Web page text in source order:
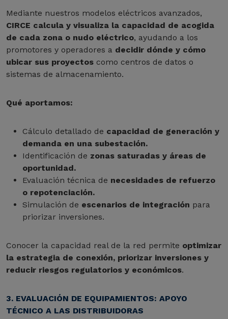
Mediante nuestros modelos eléctricos avanzados,
CIRCE calcula y visualiza la capacidad de acogida
de cada zona o nudo eléctrico, ayudando a los
promotores y operadores a decidir dónde y cómo
ubicar sus proyectos como centros de datos o
sistemas de almacenamiento.
Qué aportamos:
Cálculo detallado de capacidad de generación y
demanda en una subestación.
Identificación de zonas saturadas y áreas de
oportunidad.
Evaluación técnica de necesidades de refuerzo
o repotenciación.
Simulación de escenarios de integración para
priorizar inversiones.
Conocer la capacidad real de la red permite optimizar
la estrategia de conexión, priorizar inversiones y
reducir riesgos regulatorios y económicos.
3. EVALUACIÓN DE EQUIPAMIENTOS: APOYO
TÉCNICO A LAS DISTRIBUIDORAS